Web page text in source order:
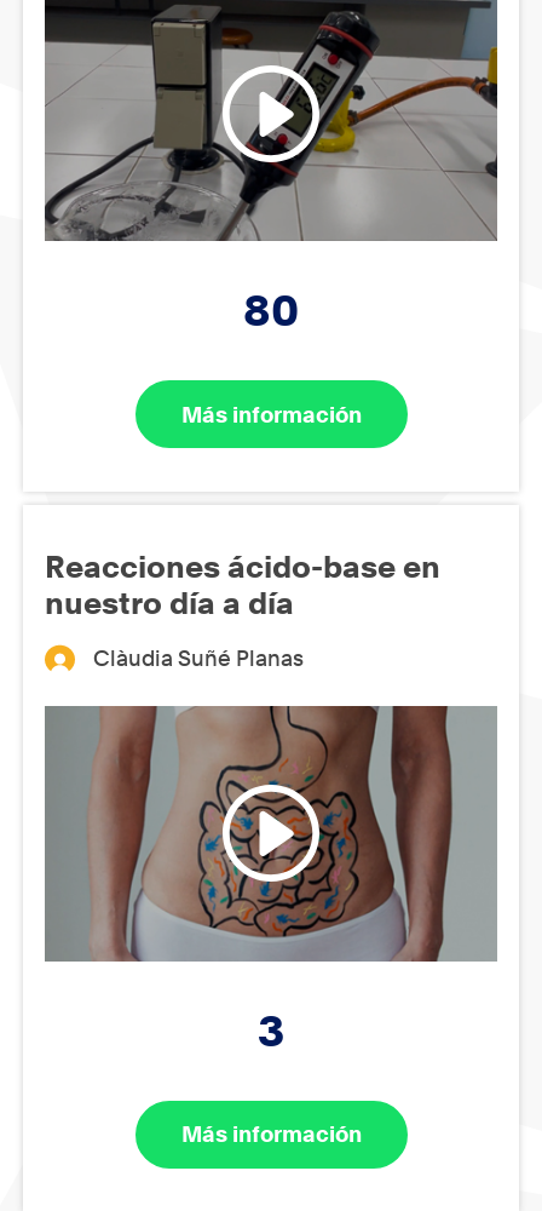
80
Más información
Reacciones ácido-base en
nuestro día a día
Clàudia Suñé Planas
3
Más información